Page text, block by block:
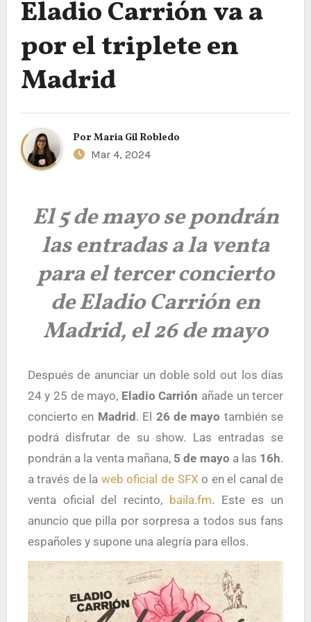
Eladio Carrión va a
por el triplete en
Madrid
Por Maria Gil Robledo
Mar 4, 2024
El 5 de mayo se pondrán
las entradas a la venta
para el tercer concierto
de Eladio Carrión en
Madrid, el 26 de mayo
Después de anunciar un doble sold out los días
24 y 25 de mayo, Eladio Carrión añade un tercer
concierto en Madrid . El 26 de mayo también se
podrá disfrutar de su show. Las entradas se
pondrán a la venta mañana, 5 de mayo a las 16h.
a través de la web oficial de SFX o en el canal de
venta oficial del recinto, baila.fm. Este es un
anuncio que pilla por sorpresa a todos sus fans
españoles y supone una alegría para ellos.